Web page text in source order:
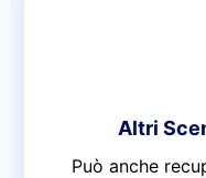
Altri
Può anche